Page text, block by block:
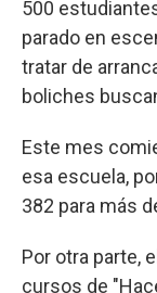
500
parado en
tratar de
boliches
Este mes
esa escuela,
382 para más
Por otra parte,
cursos de